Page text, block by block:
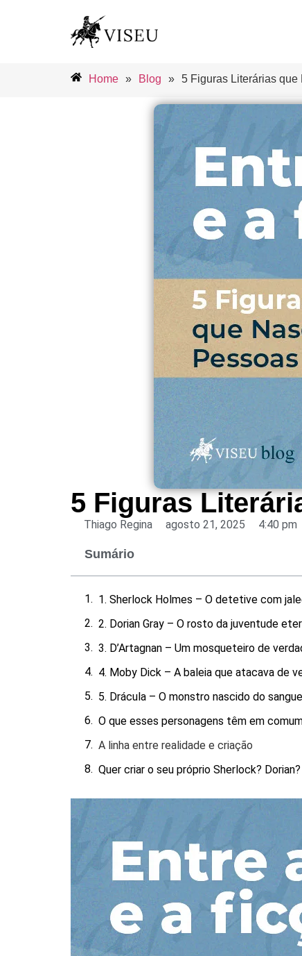
Home » Blog » 5 Figuras Literárias
5 Figuras
Thiago Regina agosto 21, 2025 4:40 pm
Sumário
1. Sherlock Holmes – O detetive com
2. Dorian Gray – O rosto da juventude
3. D’Artagnan – Um mosqueteiro de
4. Moby Dick – A baleia que atacava de
5. Drácula – O monstro nascido do
O que esses personagens têm em
A linha entre realidade e criação
Quer criar o seu próprio Sherlock?